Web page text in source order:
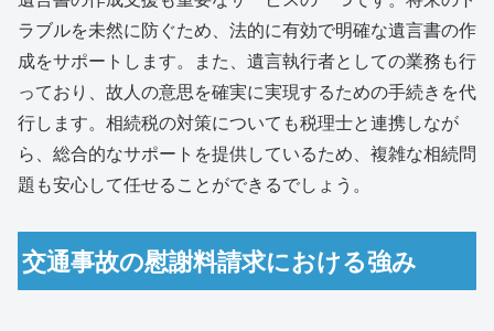
ラブルを未然に防ぐため、法的に有効で明確な遺言書の作
成をサポートします。また、遺言執行者としての業務も行
っており、故人の意思を確実に実現するための手続きを代
行します。相続税の対策についても税理士と連携しなが
ら、総合的なサポートを提供しているため、複雑な相続問
題も安心して任せることができるでしょう。
交通事故の慰謝料請求における強み